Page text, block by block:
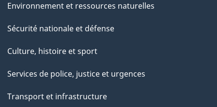
Environnement et ressources naturelles
Sécurité nationale et défense
Culture, histoire et sport
Services de police, justice et urgences
Transport et infrastructure